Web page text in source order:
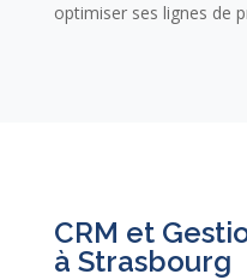
optimiser ses lignes de
CRM et
à Strasbourg